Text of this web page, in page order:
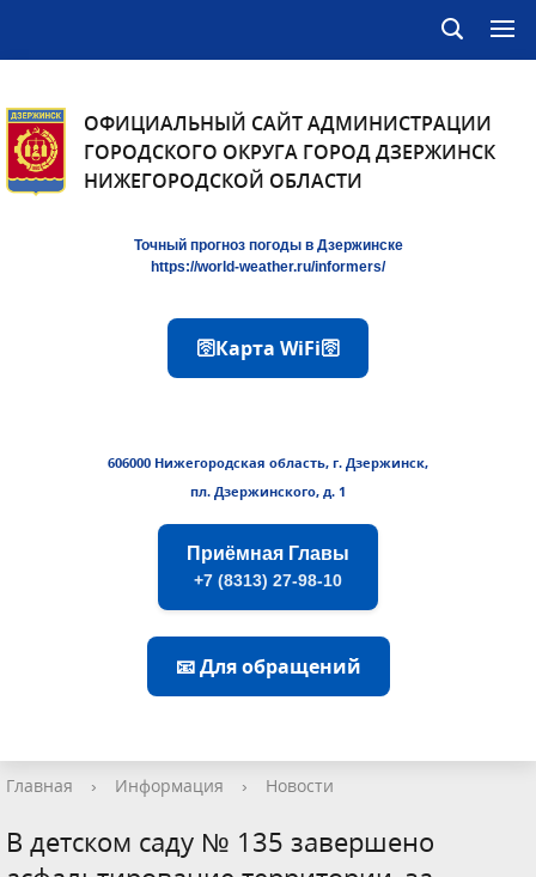
ОФИЦИАЛЬНЫЙ САЙТ АДМИНИСТРАЦИИ
ГОРОДСКОГО ОКРУГА ГОРОД ДЗЕРЖИНСК
НИЖЕГОРОДСКОЙ ОБЛАСТИ
Точный прогноз погоды в Дзержинске
https://world-weather.ru/informers/
🛜Карта WiFi🛜
606000 Нижегородская область, г. Дзержинск,
пл. Дзержинского, д. 1
Приёмная Главы
+7 (8313) 27-98-10
📧 Для обращений
Главная › Информация › Новости
В детском саду № 135 завершено